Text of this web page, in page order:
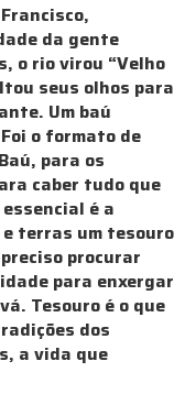
da gente
o rio virou “Velho
seus olhos para
Um baú
o formato de
para os
caber tudo que
é a
terras um tesouro
procurar
para enxergar
Tesouro é o que
dos
a vida que